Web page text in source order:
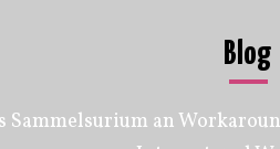
Blog
Sammelsurium an